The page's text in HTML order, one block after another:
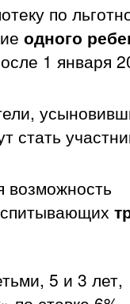
по
одного
1 января
стать
возможность
5 и 3 лет,